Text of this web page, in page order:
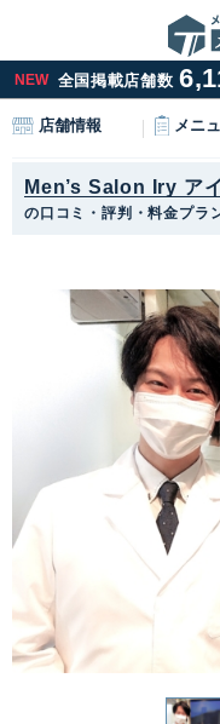
NEW 全国掲載店舗数
店舗情報 メニ
Men’s Salon Iry ア
の口コミ・評判・料金プラ
エリアから最
北海道・東北
青森県
秋田県 山形県
関東
茨城県
千葉県 東京